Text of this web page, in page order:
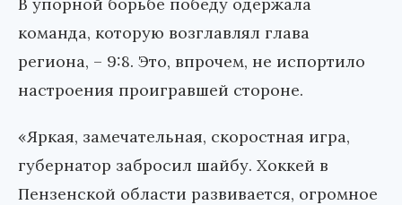
команда, которую возглавлял глава
региона, – 9:8. Это, впрочем, не испортило
настроения проигравшей стороне.
«Яркая, замечательная, скоростная игра,
губернатор забросил шайбу. Хоккей в
Пензенской области развивается, огромное